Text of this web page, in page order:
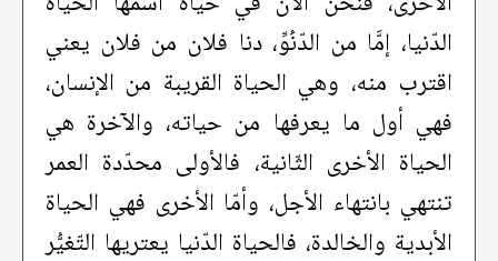
الدّنيا، إمَّا من الدّنُوِّ، دنا فلان من فلان يعني
اقترب منه، وهي الحياة القريبة من الإنسان،
فهي أول ما يعرفها من حياته، والآخرة هي
الحياة الأخرى الثّانية، فالأولى محدّدة العمر
تنتهي بانتهاء الأجل، وأمّا الأخرى فهي الحياة
الأبدية والخالدة، فالحياة الدّنيا يعتريها التّغيُّر